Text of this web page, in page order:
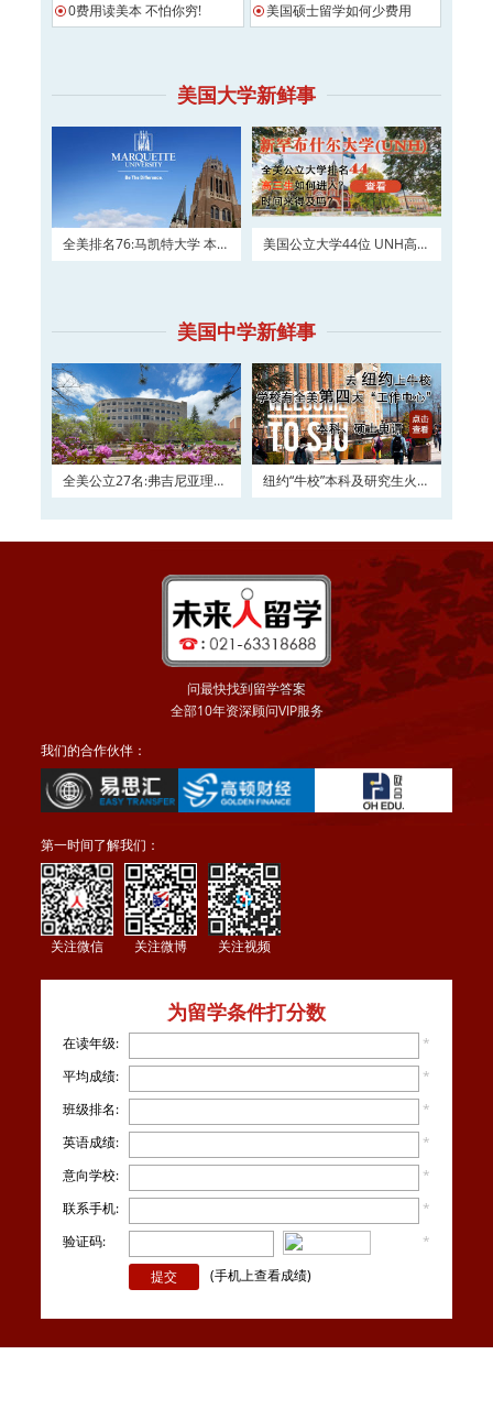
0费用读美本 不怕你穷! 美国硕士留学如何少费用
美国大学新鲜事
全美排名76:马凯特大学 本科
美国公立大学44位 UNH高三
美国中学新鲜事
全美公立27名:弗吉尼亚理工
纽约“牛校”本科及研究生火热
问最快找到留学答案
全部10年资深顾问VIP服务
我们的合作伙伴：
第一时间了解我们：
关注微信 关注微博 关注视频
为留学条件打分数
在读年级:
*
平均成绩:
*
班级排名:
*
英语成绩:
*
意向学校:
*
联系手机:
*
验证码:
清楚？
*
(手机上查看成绩)